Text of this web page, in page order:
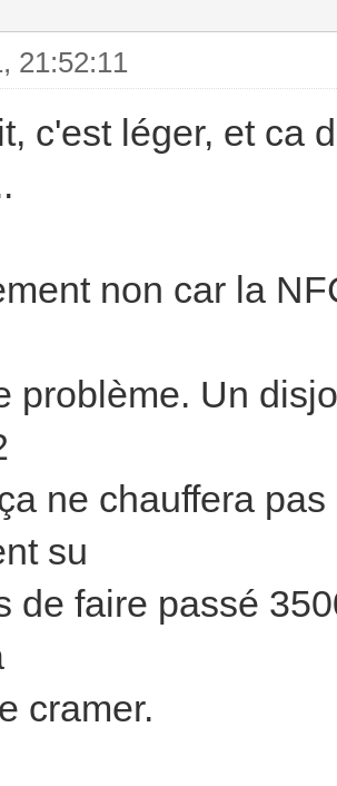
21:52:11
c'est léger, et ca
non car la
problème. Un
ne chauffera
su
de faire passé
cramer.